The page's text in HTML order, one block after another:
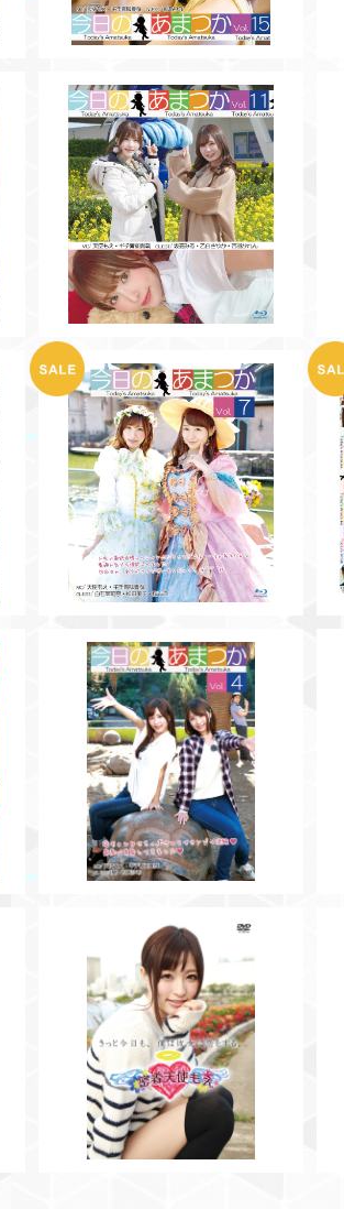
【BD】今日のあまつかVol.11
¥3,000
【BD】今日のあまつかVol.7
¥2,000
【DVD】今日のあまつかVol.4
¥3,000
SOLD OUT
【DVD】密着天使もえ
¥3,000
SOLD OUT